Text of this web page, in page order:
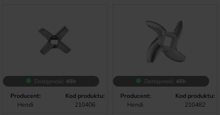
Dostępność: 48h
Producent:
Hendi
Kod produktu:
210406
Dostępność: 48h
Producent:
Hendi
Kod produktu:
210482